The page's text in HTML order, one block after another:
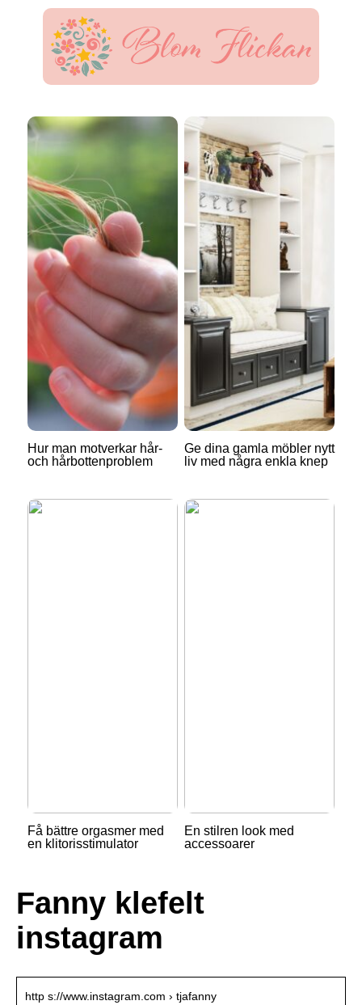
Hur man motverkar hår-
och hårbottenproblem
Ge dina gamla möbler nytt
liv med några enkla knep
Få bättre orgasmer med
en klitorisstimulator
En stilren look med
accessoarer
Fanny klefelt
instagram
http s://www.instagram.com › tjafanny